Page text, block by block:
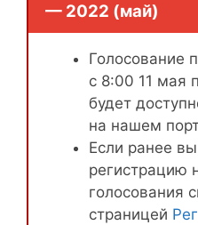
— 2022 (май)
Голосование
с 8:00 11 мая
будет
на нашем
Если ранее
регистрацию
голосования
страницей